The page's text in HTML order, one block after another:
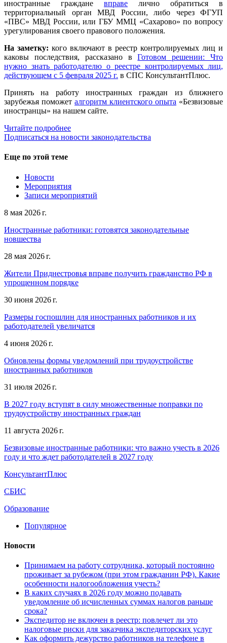
иностранные граждане вправе лично обратиться в
территориальный орган МВД России, либо через ФГУП
«ПВС» МВД России, или ГБУ ММЦ «Сахарово» по вопросу
урегулирования своего правового положения.
На заметку: кого включают в реестр контролируемых лиц и
каковы последствия, рассказано вГотовом решении: Что
нужно знать работодателю о реестре контролируемых лиц,
действующем с 5 февраля 2025 г. в СПС КонсультантПлюс.
Принять на работу иностранных граждан из ближнего
зарубежья поможет алгоритм клиентского опыта «Безвизовые
иностранцы» на нашем сайте.
Читайте подробнее
Подписаться на новости законодательства
Еще по этой теме
Новости
Мероприятия
Записи мероприятий
8 мая 2026 г.
Иностранные работники: готовятся законодательные
новшества
28 мая 2026 г.
Жители Приднестровья вправе получить гражданство РФ в
упрощенном порядке
30 июня 2026 г.
Размеры госпошлин для иностранных работников и их
работодателей увеличатся
4 июня 2026 г.
Обновлены формы уведомлений при трудоустройстве
иностранных работников
31 июля 2026 г.
В 2027 году вступят в силу множественные поправки по
трудоустройству иностранных граждан
11 августа 2026 г.
Безвизовые иностранные работники: что важно учесть в 2026
году и что ждет работодателей в 2027 году
КонсультантПлюс
СБИС
Образование
Популярное
Новости
Принимаем на работу сотрудника, который постоянно
проживает за рубежом (при этом гражданин РФ). Какие
особенности налогообложения учесть?
В каких случаях в 2026 году можно подавать
уведомление об исчисленных суммах налогов раньше
срока?
Экспедитор не включен в реестр: повлечет ли это
налоговые риски для заказчика экспедиторских услуг
Как оформить дежурство работников на телефоне в